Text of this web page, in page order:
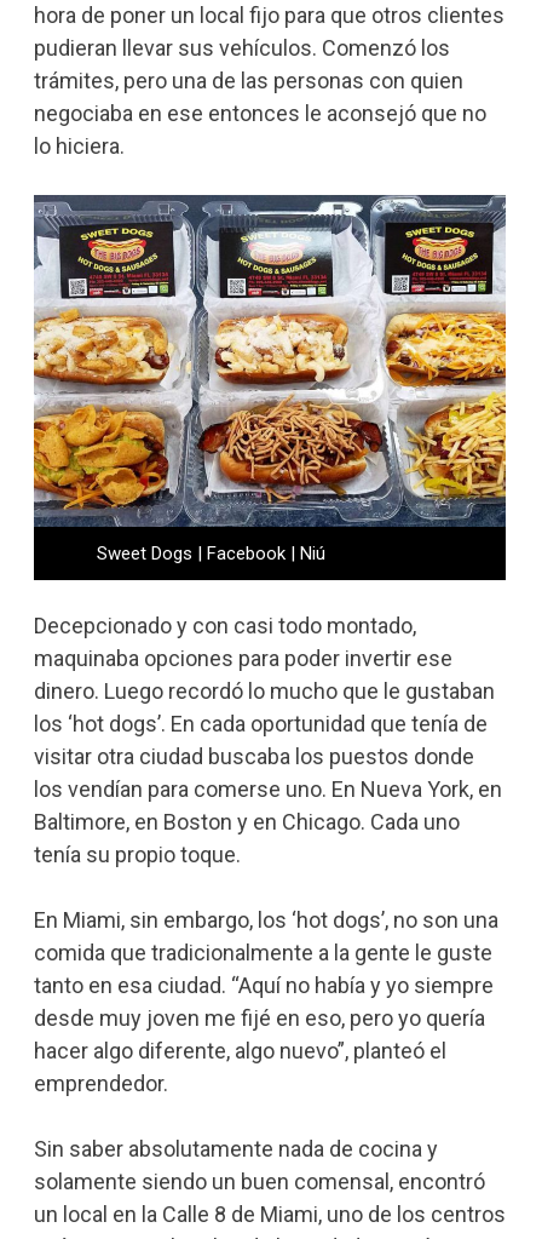
hora de poner un local fijo para que otros clientes
pudieran llevar sus vehículos. Comenzó los
trámites, pero una de las personas con quien
negociaba en ese entonces le aconsejó que no
lo hiciera.
Sweet Dogs | Facebook | Niú
Decepcionado y con casi todo montado,
maquinaba opciones para poder invertir ese
dinero. Luego recordó lo mucho que le gustaban
los ‘hot dogs’. En cada oportunidad que tenía de
visitar otra ciudad buscaba los puestos donde
los vendían para comerse uno. En Nueva York, en
Baltimore, en Boston y en Chicago. Cada uno
tenía su propio toque.
En Miami, sin embargo, los ‘hot dogs’, no son una
comida que tradicionalmente a la gente le guste
tanto en esa ciudad. “Aquí no había y yo siempre
desde muy joven me fijé en eso, pero yo quería
hacer algo diferente, algo nuevo”, planteó el
emprendedor.
Sin saber absolutamente nada de cocina y
solamente siendo un buen comensal, encontró
un local en la Calle 8 de Miami, uno de los centros